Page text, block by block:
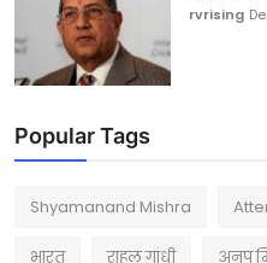
rvrising
Popular Tags
Shyamanand Mishra
भारत राहुल गांधी अनूप